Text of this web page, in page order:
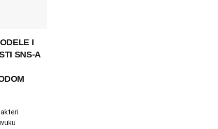
I
SNS-A